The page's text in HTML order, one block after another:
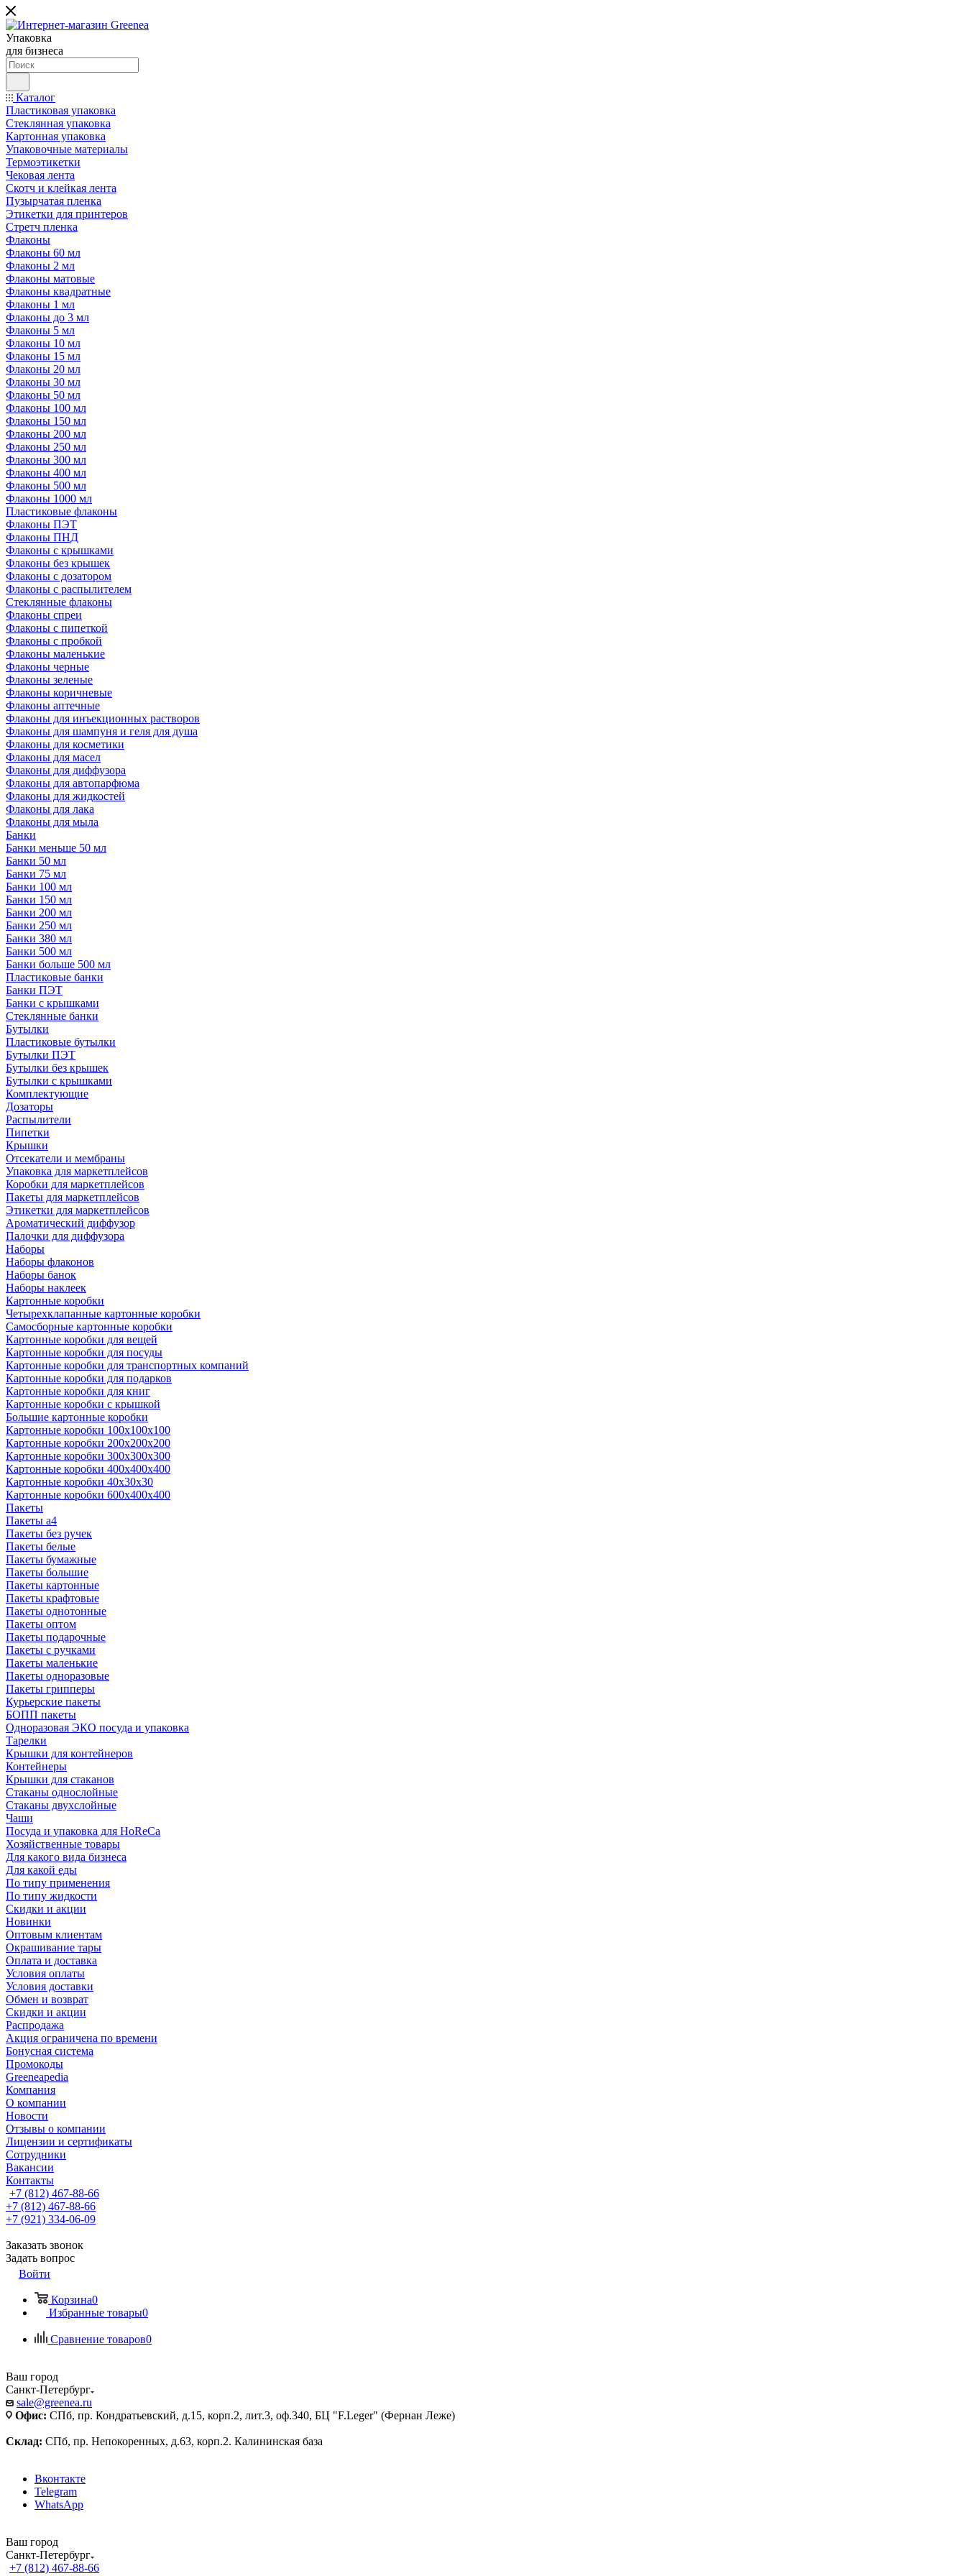
Упаковка
для бизнеса
Каталог
Пластиковая упаковка
Стеклянная упаковка
Картонная упаковка
Упаковочные материалы
Термоэтикетки
Чековая лента
Скотч и клейкая лента
Пузырчатая пленка
Этикетки для принтеров
Стретч пленка
Флаконы
Флаконы 60 мл
Флаконы 2 мл
Флаконы матовые
Флаконы квадратные
Флаконы 1 мл
Флаконы до 3 мл
Флаконы 5 мл
Флаконы 10 мл
Флаконы 15 мл
Флаконы 20 мл
Флаконы 30 мл
Флаконы 50 мл
Флаконы 100 мл
Флаконы 150 мл
Флаконы 200 мл
Флаконы 250 мл
Флаконы 300 мл
Флаконы 400 мл
Флаконы 500 мл
Флаконы 1000 мл
Пластиковые флаконы
Флаконы ПЭТ
Флаконы ПНД
Флаконы с крышками
Флаконы без крышек
Флаконы с дозатором
Флаконы с распылителем
Стеклянные флаконы
Флаконы cпреи
Флаконы с пипеткой
Флаконы с пробкой
Флаконы маленькие
Флаконы черные
Флаконы зеленые
Флаконы коричневые
Флаконы аптечные
Флаконы для инъекционных растворов
Флаконы для шампуня и геля для душа
Флаконы для косметики
Флаконы для масел
Флаконы для диффузора
Флаконы для автопарфюма
Флаконы для жидкостей
Флаконы для лака
Флаконы для мыла
Банки
Банки меньше 50 мл
Банки 50 мл
Банки 75 мл
Банки 100 мл
Банки 150 мл
Банки 200 мл
Банки 250 мл
Банки 380 мл
Банки 500 мл
Банки больше 500 мл
Пластиковые банки
Банки ПЭТ
Банки с крышками
Стеклянные банки
Бутылки
Пластиковые бутылки
Бутылки ПЭТ
Бутылки без крышек
Бутылки с крышками
Комплектующие
Дозаторы
Распылители
Пипетки
Крышки
Отсекатели и мембраны
Упаковка для маркетплейсов
Коробки для маркетплейсов
Пакеты для маркетплейсов
Этикетки для маркетплейсов
Ароматический диффузор
Палочки для диффузора
Наборы
Наборы флаконов
Наборы банок
Наборы наклеек
Картонные коробки
Четырехклапанные картонные коробки
Самосборные картонные коробки
Картонные коробки для вещей
Картонные коробки для посуды
Картонные коробки для транспортных компаний
Картонные коробки для подарков
Картонные коробки для книг
Картонные коробки с крышкой
Большие картонные коробки
Картонные коробки 100x100x100
Картонные коробки 200x200x200
Картонные коробки 300x300x300
Картонные коробки 400x400x400
Картонные коробки 40x30x30
Картонные коробки 600x400x400
Пакеты
Пакеты а4
Пакеты без ручек
Пакеты белые
Пакеты бумажные
Пакеты большие
Пакеты картонные
Пакеты крафтовые
Пакеты однотонные
Пакеты оптом
Пакеты подарочные
Пакеты с ручками
Пакеты маленькие
Пакеты одноразовые
Пакеты грипперы
Курьерские пакеты
БОПП пакеты
Одноразовая ЭКО посуда и упаковка
Тарелки
Крышки для контейнеров
Контейнеры
Крышки для стаканов
Стаканы однослойные
Стаканы двухслойные
Чаши
Посуда и упаковка для HoReCa
Хозяйственные товары
Для какого вида бизнеса
Для какой еды
По типу применения
По типу жидкости
Скидки и акции
Новинки
Оптовым клиентам
Окрашивание тары
Оплата и доставка
Условия оплаты
Условия доставки
Обмен и возврат
Скидки и акции
Распродажа
Акция ограничена по времени
Бонусная система
Промокоды
Greeneapedia
Компания
О компании
Новости
Отзывы о компании
Лицензии и сертификаты
Сотрудники
Вакансии
Контакты
+7 (812) 467-88-66
+7 (812) 467-88-66
+7 (921) 334-06-09
Заказать звонок
Задать вопрос
Войти
Корзина0
Избранные товары0
Сравнение товаров0
Ваш город
Санкт-Петербург
sale@greenea.ru
Офис: СПб, пр. Кондратьевский, д.15, корп.2, лит.3, оф.340, БЦ "F.Leger" (Фернан Леже)
Склад: СПб, пр. Непокоренных, д.63, корп.2. Калининская база
Вконтакте
Telegram
WhatsApp
Ваш город
Санкт-Петербург
+7 (812) 467-88-66